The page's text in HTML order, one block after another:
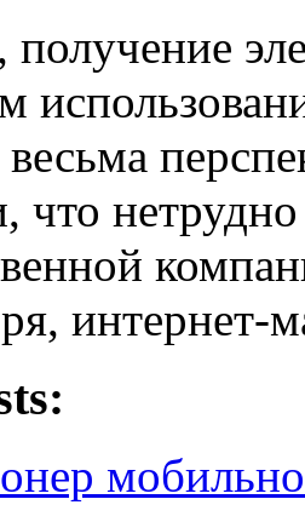
получение
что
интернет-